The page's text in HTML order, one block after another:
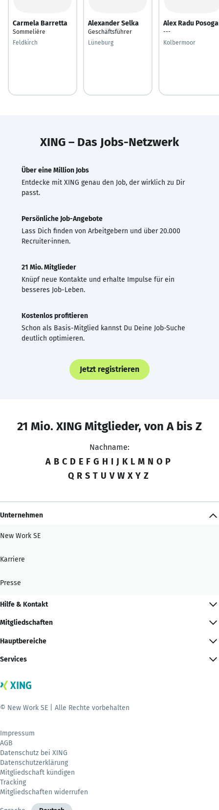
Carmela Barretta
Sommelière
Feldkirch
Alexander Selka
Geschäftsführer
Lüneburg
Alex Radu
---
Kolbermoor
XING – Das Jobs-Netzwerk
Über eine Million Jobs
Entdecke mit XING genau den Job, der wirklich zu Dir
passt.
Persönliche Job-Angebote
Lass Dich finden von Arbeitgebern und über 20.000
Recruiter·innen.
21 Mio. Mitglieder
Knüpf neue Kontakte und erhalte Impulse für ein
besseres Job-Leben.
Kostenlos profitieren
Schon als Basis-Mitglied kannst Du Deine Job-Suche
deutlich optimieren.
Jetzt registrieren
21 Mio. XING Mitglieder, von A bis Z
Nachname:
A B C D E F G H I J K L M N O P
Q R S T U V W X Y Z
Unternehmen
New Work SE
Karriere
Presse
Hilfe & Kontakt
Mitgliedschaften
Hauptbereiche
Services
© New Work SE | Alle Rechte vorbehalten
Impressum
AGB
Datenschutz bei XING
Datenschutzerklärung
Mitgliedschaft kündigen
Tracking
Mitgliedschaften widerrufen